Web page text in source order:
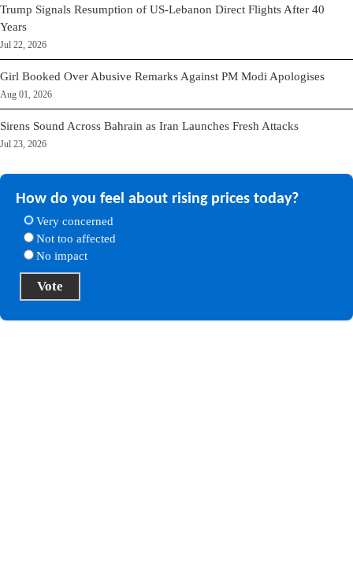
Trump Signals Resumption of US-Lebanon Direct Flights After 40
Years
Jul 22, 2026
Girl Booked Over Abusive Remarks Against PM Modi Apologises
Aug 01, 2026
Sirens Sound Across Bahrain as Iran Launches Fresh Attacks
Jul 23, 2026
How do you feel about rising prices today?
Very concerned
Not too affected
No impact